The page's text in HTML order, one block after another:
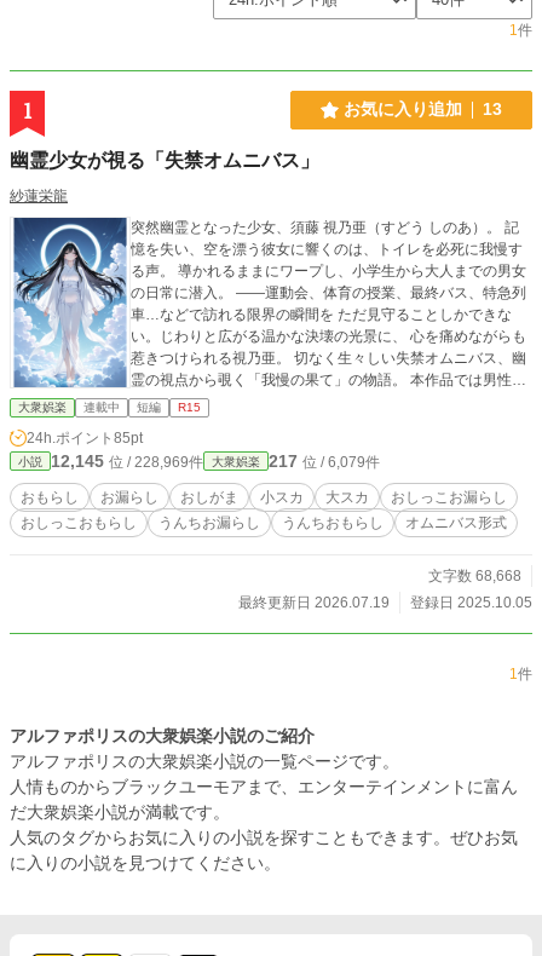
1件
1 お気に入り追加 13
幽霊少女が視る「失禁オムニバス」
紗蓮栄龍
突然幽霊となった少女、須藤 視乃亜（すどう しのあ）。 記
憶を失い、空を漂う彼女に響くのは、トイレを必死に我慢す
る声。 導かれるままにワープし、小学生から大人までの男女
の日常に潜入。 ――運動会、体育の授業、最終バス、特急列
車…などで訪れる限界の瞬間を ただ見守ることしかできな
い。じわりと広がる温かな決壊の光景に、 心を痛めながらも
惹きつけられる視乃亜。 切なく生々しい失禁オムニバス、幽
霊の視点から覗く「我慢の果て」の物語。 本作品では男性・
女性両方の失禁描写が含まれます。 ストーリーにより小失禁
だけでなく大失禁が含まれる場合があります。 幽霊である視
乃亜の視点から見た場面は、 「見る」を敢えて「視る」と表
現している場合があります。
大衆娯楽 連載中 短編 R15
24h.ポイント 85pt
小説 12,145 位 / 228,969件 大衆娯楽 217 位 / 6,079件
おもらし お漏らし おしがま 小スカ 大スカ
おしっこお漏らし
おしっこおもらし
うんちお漏らし うんちおもらし オムニバス形式
文字数 68,668
最終更新日 2026.07.19
登録日 2025.10.05
1件
アルファポリスの大衆娯楽小説のご紹介
アルファポリスの大衆娯楽小説の一覧ページです。
人情ものからブラックユーモアまで、エンターテインメントに富ん
だ大衆娯楽小説が満載です。
人気のタグからお気に入りの小説を探すこともできます。ぜひお気
に入りの小説を見つけてください。